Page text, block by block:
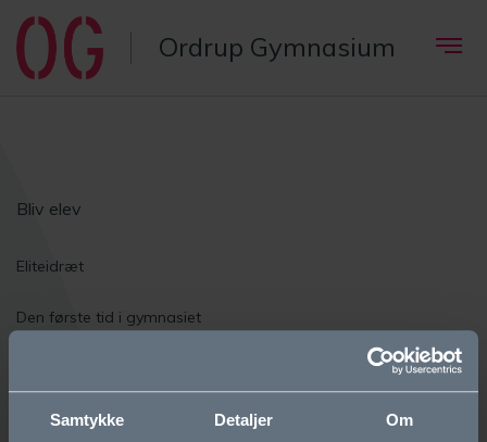
Samtykke Detaljer Om
Ordrup Gymnasium
Bliv elev
Eliteidræt
Den første tid i gymnasiet
Om OG